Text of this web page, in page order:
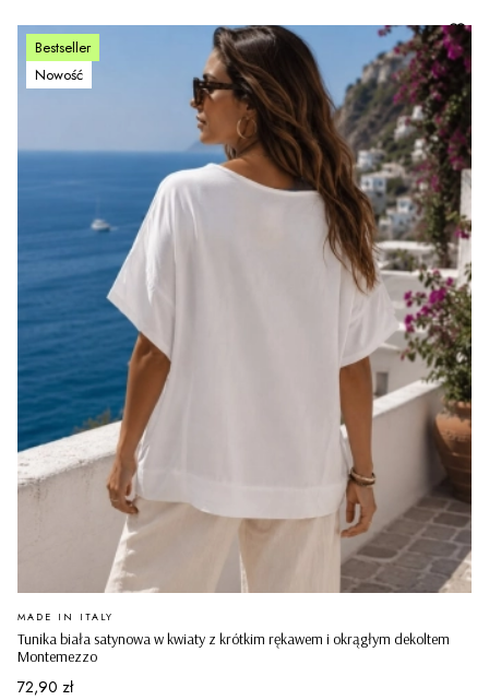
Bestseller
Nowość
Tunika biała satynowa w kwiaty z krótkim rękawem i okrągłym dekoltem
Montemezzo
PRODUCENT
MADE IN ITALY
Cena
72,90 zł